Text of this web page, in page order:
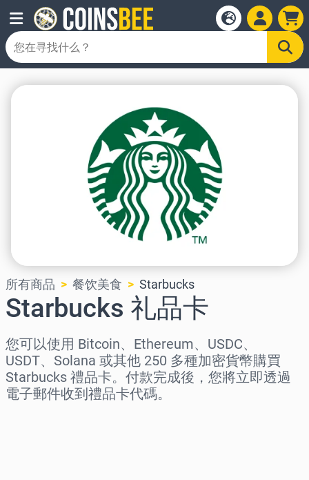
所有商品 餐饮美食 Starbucks
Starbucks 礼品卡
您可以使用 Bitcoin、Ethereum、USDC、
USDT、Solana 或其他 250 多種加密貨幣購買
Starbucks 禮品卡。付款完成後，您將立即透過
電子郵件收到禮品卡代碼。